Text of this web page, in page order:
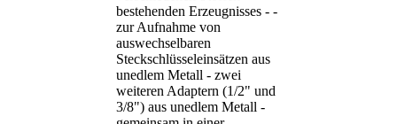
bestehenden Erzeugnisses - -
zur Aufnahme von
auswechselbaren
Steckschlüsseleinsätzen aus
unedlem Metall - zwei
weiteren Adaptern (1/2" und
3/8") aus unedlem Metall -